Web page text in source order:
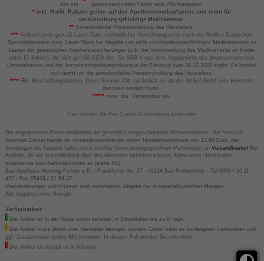
Alle mit
gekennzeichneten Felder sind Pflichtangaben.
*inkl. MwSt. Rabatte gelten auf den Apothekenverkaufspreis und nicht für
verschreibungspflichtige Medikamente.
** Unverbindliche Preisempfehlung des Herstellers.
*** Verkaufspreis gemäß Lauer-Taxe; verbindlicher Abrechnungspreis nach der Großen Deutschen
Spezialitätentaxe (sog. Lauer-Taxe) bei Abgabe von nicht verschreibungspflichtigen Medikamenten zu
Lasten der gesetzlichen Krankenversicherungen (z.B. bei Verschreibung des Medikaments an Kinder
unter 12 Jahren), die sich gemäß §129 Abs. 5a SGB V aus dem Abgabepreis des pharmazeutischen
Unternehmens und der Arzneimittelpreisverordnung in der Fassung zum 31.12.2003 ergibt. Es handelt
sich nicht um die unverbindliche Preisempfehlung des Herstellers.
****BK: Beschaffungskosten. Diese Summe fällt zusätzlich an, da der Artikel direkt vom Hersteller
bezogen werden muss.
*****verw. bis: Verwendbar bis.
Hier können Sie Ihre Cookie-Zustimmung widerrufen
Die angegebenen Preise beinhalten die gesetzlich vorgeschriebene Mehrwertsteuer. Der Versand
innerhalb Deutschlands ist versandkostenfrei bei einem Mindestbestellwert von 13,99 Euro. Bei
Sendungen ins Ausland fallen durch erhöhte Versicherungsgebühren Mehrkosten an VersandkostenBei
Artikeln, die wir ausschließlich über den Hersteller beziehen können, fallen unter Umständen
sogenannte Beschaffungskosten an (siehe BK).
Bad Apotheke Henning Fichter e.K. - Frankfurter Str. 27 - 49214 Bad Rothenfelde - Tel 0800 / 10 11
422 - Fax 05424 / 21 64 47
Preisänderungen und Irrtümer sind vorbehalten. Abgabe nur in haushaltsüblichen Mengen.
Alle Angaben ohne Gewähr.
Verfügbarkeit:
Der Artikel ist in der Regel sofort lieferbar, in Einzelfällen bis zu 6 Tage.
Der Artikel muss direkt vom Hersteller bezogen werden. Daher kann es zu längeren Lieferzeiten und
ggf. Zusatzkosten (siehe BK) kommen. In diesem Fall werden Sie informiert.
Der Artikel ist derzeit nicht lieferbar.